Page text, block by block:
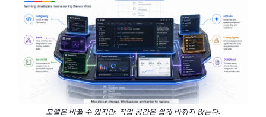
모델은 바뀔 수 있지만, 작업 공간은 쉽게 바뀌지 않는다.